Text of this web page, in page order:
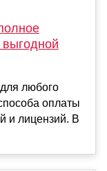
выгодной
любого
оплаты
и лицензий. В